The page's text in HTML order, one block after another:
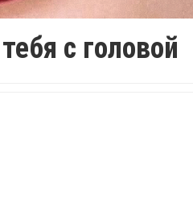
с головой